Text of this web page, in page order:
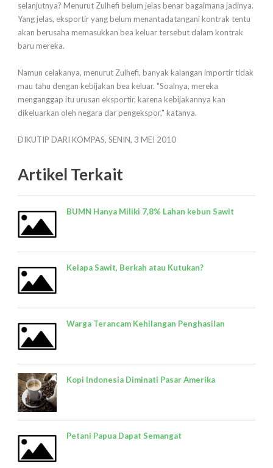
selanjutnya? Menurut Zulhefi belum jelas benar bagaimana jadinya.
Yang jelas, eksportir yang belum menantadatangani kontrak tentu
akan berusaha memasukkan bea keluar tersebut dalam kontrak
baru mereka.
Namun celakanya, menurut Zulhefi, banyak kalangan importir tidak
mau tahu dengan kebijakan bea keluar. "Soalnya, mereka
menganggap itu urusan eksportir, karena kebijakannya kan
dikeluarkan oleh negara dar pengekspor," katanya.
DIKUTIP DARI KOMPAS, SENIN, 3 MEI 2010
Artikel Terkait
BUMN Hanya Miliki 7,8% Lahan kebun Sawit
Kelapa Sawit, Berkah atau Kutukan?
Warga Terancam Kehilangan Penghasilan
Kopi Indonesia Diminati Pasar Amerika
Petani Papua Dapat Semangat